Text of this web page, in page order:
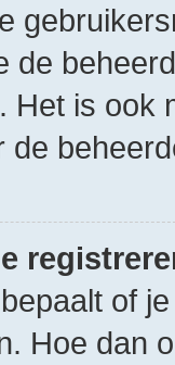
de
Het is ook
de
of
Hoe dan